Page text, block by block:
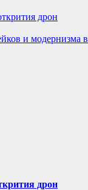
дрон
и модернизма
дрон